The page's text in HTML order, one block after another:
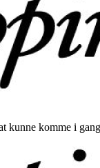
kunne komme i